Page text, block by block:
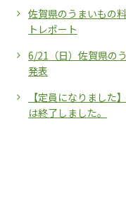
佐賀県のうまいもの
トレポート
6/21（日）佐賀県の
発表
【定員になりました
は終了しました。